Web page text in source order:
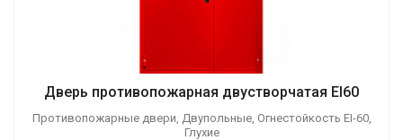
Дверь противопожарная двустворчатая EI60
Противопожарные двери, Двупольные, Огнестойкость EI-60,
Глухие